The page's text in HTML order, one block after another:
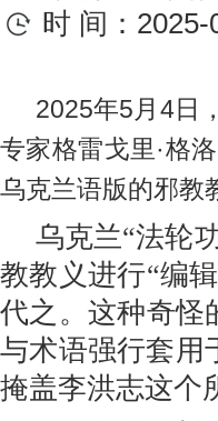
时 间：2025-
2025年5月4日
专家格雷戈里·格
乌克兰语版的邪教
乌克兰“法轮
教教义进行“编
代之。这种奇怪
与术语强行套用
掩盖李洪志这个